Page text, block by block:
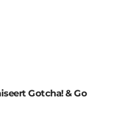
Gotcha! & Go